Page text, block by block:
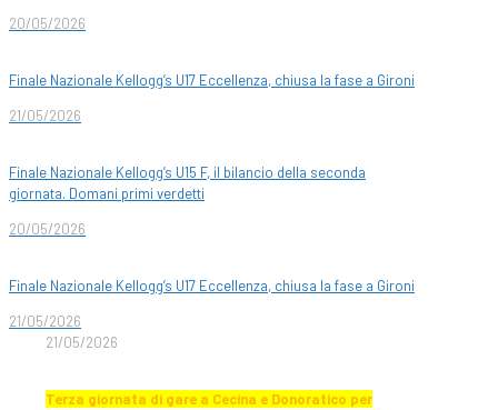
20/05/2026
Finale Nazionale Kellogg’s U17 Eccellenza, chiusa la fase a Gironi
21/05/2026
Finale Nazionale Kellogg’s U15 F, il bilancio della seconda
giornata. Domani primi verdetti
20/05/2026
Finale Nazionale Kellogg’s U17 Eccellenza, chiusa la fase a Gironi
21/05/2026
21/05/2026
Terza giornata di gare a Cecina e Donoratico per